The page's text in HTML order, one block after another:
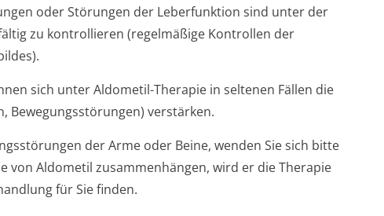
oder Störungen der Leberfunktion sind unter der
zu kontrollieren (regelmäßige Kontrollen der
sich unter Aldometil-Therapie in seltenen Fällen die
Bewegungsstörungen) verstärken.
der Arme oder Beine, wenden Sie sich bitte
von Aldometil zusammenhängen, wird er die Therapie
für Sie finden.